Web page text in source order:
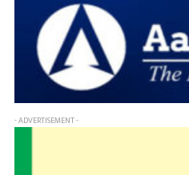
- ADVERTISEMENT -